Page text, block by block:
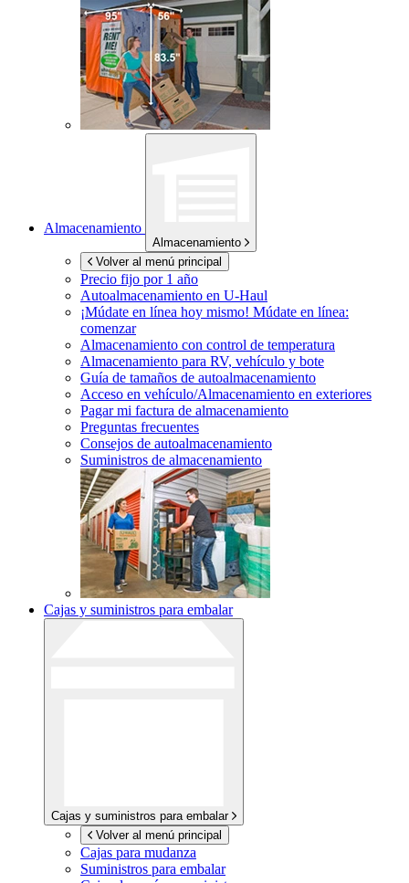
Almacenamiento
Almacenamiento
Volver al menú principal
Precio fijo por 1 año
Autoalmacenamiento en U-Haul
¡Múdate en línea hoy mismo! Múdate en línea:
comenzar
Almacenamiento con control de temperatura
Almacenamiento para RV, vehículo y bote
Guía de tamaños de autoalmacenamiento
Acceso en vehículo/Almacenamiento en exteriores
Pagar mi factura de almacenamiento
Preguntas frecuentes
Consejos de autoalmacenamiento
Suministros de almacenamiento
Cajas y suministros para embalar
Cajas y suministros para embalar
Volver al menú principal
Cajas para mudanza
Suministros para embalar